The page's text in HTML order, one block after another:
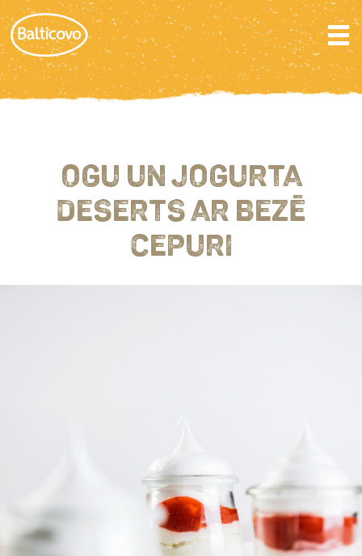
OGU UN JOGURTA
DESERTS AR BEZĒ
CEPURI